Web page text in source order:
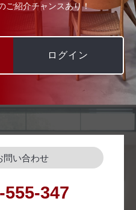
ご紹介チャンスあり！
ログイン
問い合わせ
555-347